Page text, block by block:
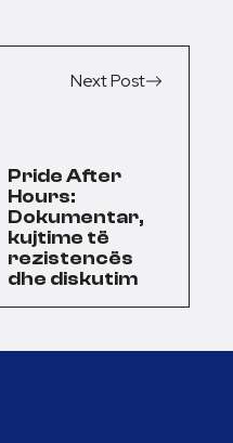
Next Post
Pride After
Hours:
Dokumentar,
kujtime të
rezistencës
dhe diskutim